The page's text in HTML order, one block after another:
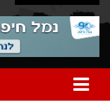
970 חדשות חיפה
970 חדשות חיפה